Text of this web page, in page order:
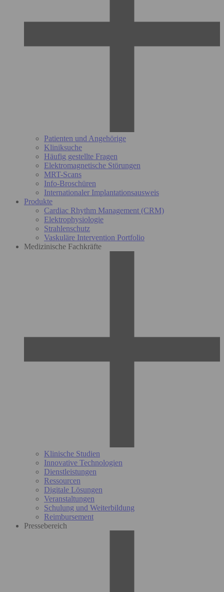
Patienten und Angehörige
Kliniksuche
Häufig gestellte Fragen
Elektromagnetische Störungen
MRT-Scans
Info-Broschüren
Internationaler Implantationsausweis
Produkte
Cardiac Rhythm Management (CRM)
Elektrophysiologie
Strahlenschutz
Vaskuläre Intervention Portfolio
Medizinische Fachkräfte
Klinische Studien
Innovative Technologien
Dienstleistungen
Ressourcen
Digitale Lösungen
Veranstaltungen
Schulung und Weiterbildung
Reimbursement
Pressebereich